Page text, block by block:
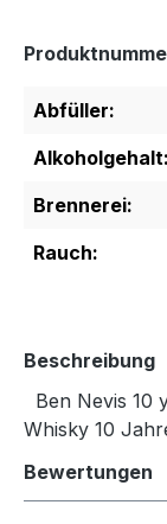
Abfüller:
Alkoholgehalt:
Brennerei:
Rauch:
Beschreibung
Ben Nevis 10
Whisky 10
Bewertungen